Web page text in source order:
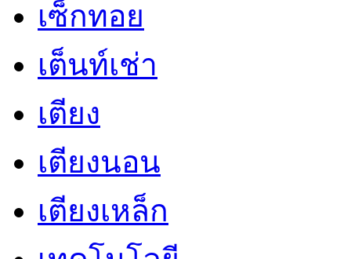
เซ็กทอย
เต็นท์เช่า
เตียง
เตียงนอน
เตียงเหล็ก